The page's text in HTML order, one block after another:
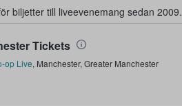
biljetter till liveevenemang sedan 2009.
och säljer biljetter.
Tickets
op Live, Manchester, Greater Manchester